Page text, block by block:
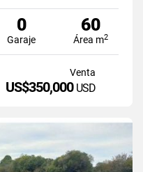
0
Garaje
60
Área m2
Venta
US$350,000 USD